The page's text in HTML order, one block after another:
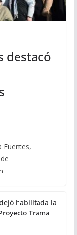
destacó
Fuentes,
habilitada la
Trama